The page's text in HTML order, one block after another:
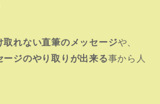
取れない直筆のメッセージや、
ジのやり取りが出来る事から人